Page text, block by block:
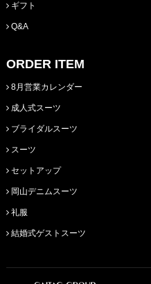
ギフト
Q&A
ORDER ITEM
8月営業カレンダー
成人式スーツ
ブライダルスーツ
スーツ
セットアップ
岡山デニムスーツ
礼服
結婚式ゲストスーツ